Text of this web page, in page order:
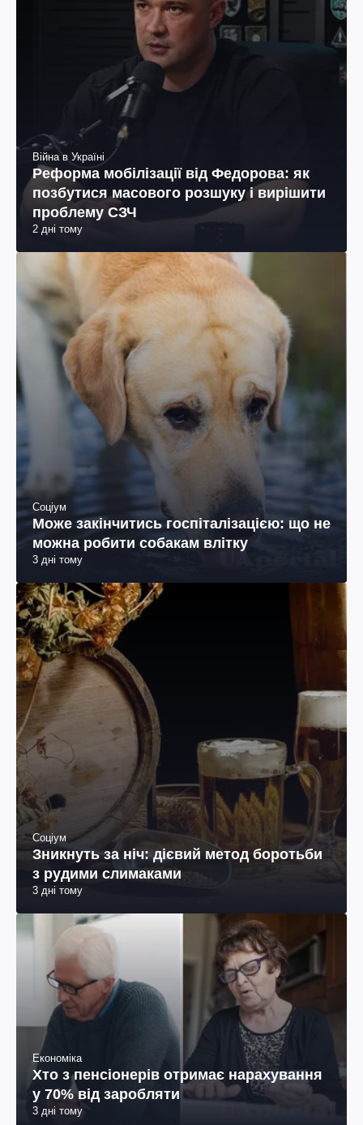
Війна в Україні
Реформа мобілізації від Федорова: як
позбутися масового розшуку і вирішити
проблему СЗЧ
2 дні тому
Соціум
Може закінчитись госпіталізацією: що не
можна робити собакам влітку
3 дні тому
Соціум
Зникнуть за ніч: дієвий метод боротьби
з рудими слимаками
3 дні тому
Економіка
Хто з пенсіонерів отримає нарахування
у 70% від заробляти
3 дні тому